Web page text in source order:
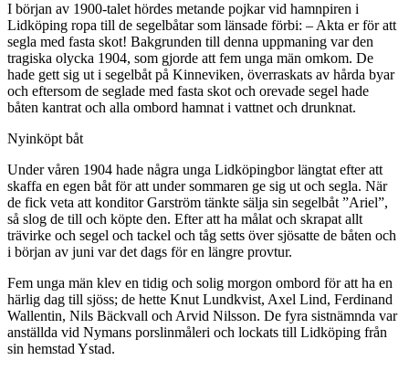
I början av 1900-talet hördes metande pojkar vid hamnpiren i
Lidköping ropa till de segelbåtar som länsade förbi: – Akta er för att
segla med fasta skot! Bakgrunden till denna uppmaning var den
tragiska olycka 1904, som gjorde att fem unga män omkom. De
hade gett sig ut i segelbåt på Kinneviken, överraskats av hårda byar
och eftersom de seglade med fasta skot och orevade segel hade
båten kantrat och alla ombord hamnat i vattnet och drunknat.
Nyinköpt båt
Under våren 1904 hade några unga Lidköpingbor längtat efter att
skaffa en egen båt för att under sommaren ge sig ut och segla. När
de fick veta att konditor Garström tänkte sälja sin segelbåt ”Ariel”,
så slog de till och köpte den. Efter att ha målat och skrapat allt
trävirke och segel och tackel och tåg setts över sjösatte de båten och
i början av juni var det dags för en längre provtur.
Fem unga män klev en tidig och solig morgon ombord för att ha en
härlig dag till sjöss; de hette Knut Lundkvist, Axel Lind, Ferdinand
Wallentin, Nils Bäckvall och Arvid Nilsson. De fyra sistnämnda var
anställda vid Nymans porslinmåleri och lockats till Lidköping från
sin hemstad Ystad.